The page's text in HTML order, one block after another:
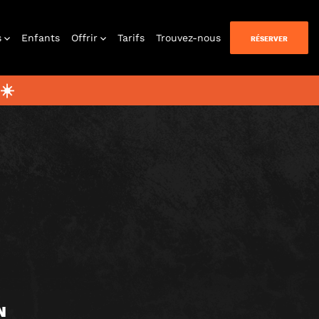
Enfants Offrir Tarifs Trouvez-nous RÉSERVER
☀️